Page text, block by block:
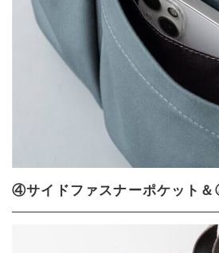
④サイドファスナーポケット